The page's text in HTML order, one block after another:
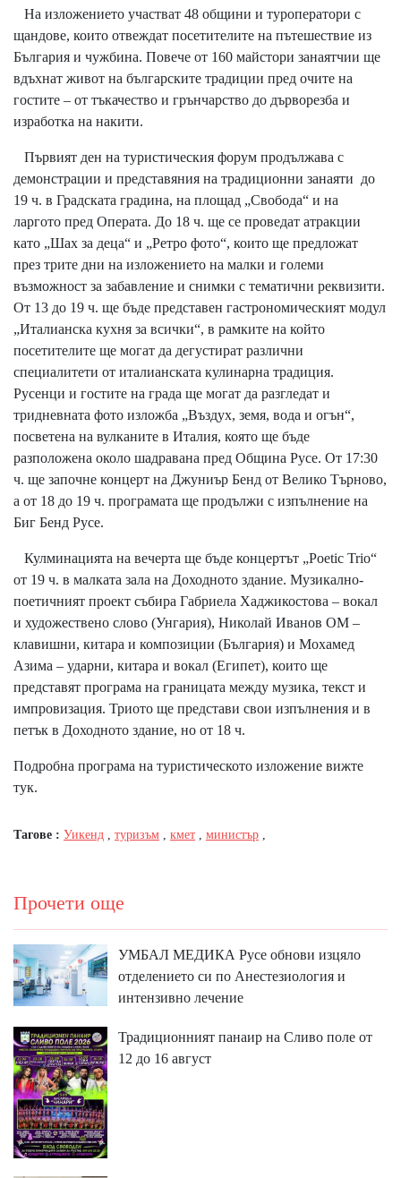
На изложението участват 48 общини и туроператори с
щандове, които отвеждат посетителите на пътешествие из
България и чужбина. Повече от 160 майстори занаятчии ще
вдъхнат живот на българските традиции пред очите на
гостите – от тъкачество и грънчарство до дърворезба и
изработка на накити.
Първият ден на туристическия форум продължава с
демонстрации и представяния на традиционни занаяти до
19 ч. в Градската градина, на площад „Свобода“ и на
ларгото пред Операта. До 18 ч. ще се проведат атракции
като „Шах за деца“ и „Ретро фото“, които ще предложат
през трите дни на изложението на малки и големи
възможност за забавление и снимки с тематични реквизити.
От 13 до 19 ч. ще бъде представен гастрономическият модул
„Италианска кухня за всички“, в рамките на който
посетителите ще могат да дегустират различни
специалитети от италианската кулинарна традиция.
Русенци и гостите на града ще могат да разгледат и
тридневната фото изложба „Въздух, земя, вода и огън“,
посветена на вулканите в Италия, която ще бъде
разположена около шадравана пред Община Русе. От 17:30
ч. ще започне концерт на Джуниър Бенд от Велико Търново,
а от 18 до 19 ч. програмата ще продължи с изпълнение на
Биг Бенд Русе.
Кулминацията на вечерта ще бъде концертът „Poetic Trio“
от 19 ч. в малката зала на Доходното здание. Музикално-
поетичният проект събира Габриела Хаджикостова – вокал
и художествено слово (Унгария), Николай Иванов ОМ –
клавишни, китара и композиции (България) и Мохамед
Азима – ударни, китара и вокал (Египет), които ще
представят програма на границата между музика, текст и
импровизация. Триото ще представи свои изпълнения и в
петък в Доходното здание, но от 18 ч.
Подробна програма на туристическото изложение вижте
тук.
Тагове : Уикенд туризъм кмет министър
Прочети още
УМБАЛ МЕДИКА Русе обнови изцяло
отделението си по Анестезиология и
интензивно лечение
Традиционният панаир на Сливо поле от
12 до 16 август